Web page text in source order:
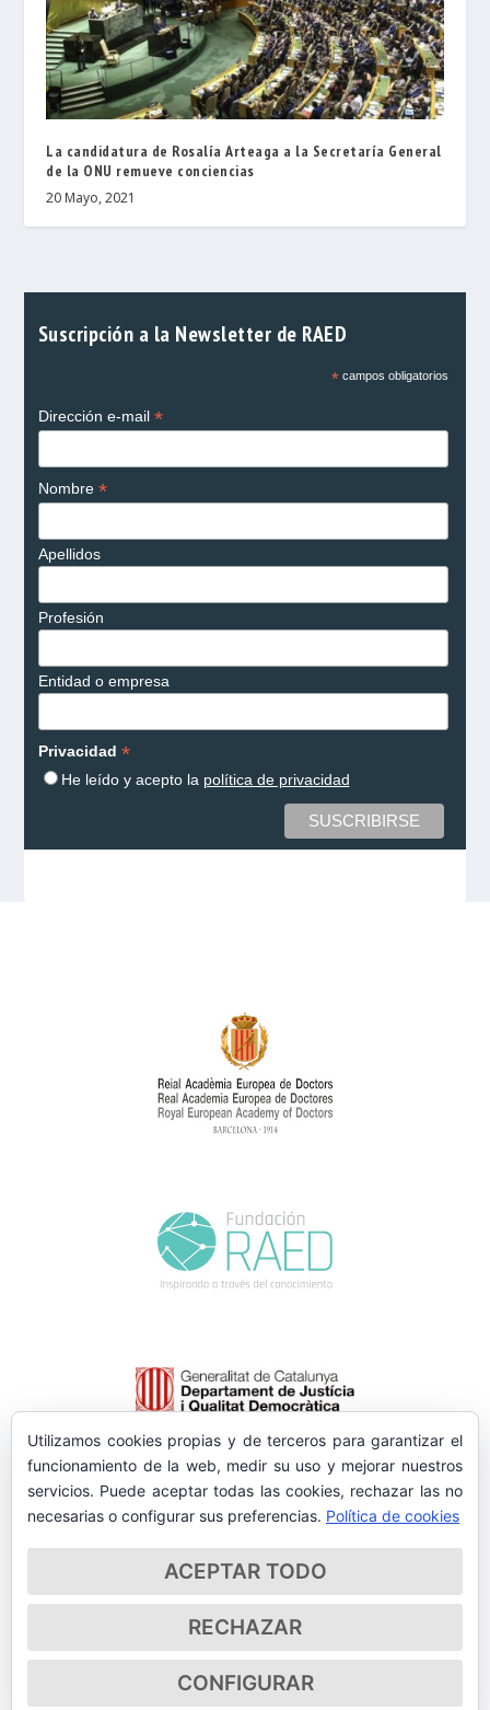
La candidatura de Rosalía Arteaga a la Secretaría General
de la ONU remueve conciencias
20 Mayo, 2021
Suscripción a la Newsletter de RAED
*campos obligatorios
Dirección e-mail *
Nombre *
Apellidos
Profesión
Entidad o empresa
Privacidad *
He leído y acepto la política de privacidad
Utilizamos cookies propias y de terceros para garantizar el
funcionamiento de la web, medir su uso y mejorar nuestros
servicios. Puede aceptar todas las cookies, rechazar las no
necesarias o configurar sus preferencias. Política de cookies
ACEPTAR TODO
RECHAZAR
CONFIGURAR